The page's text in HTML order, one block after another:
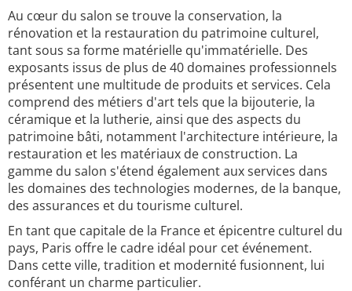
Au cœur du salon se trouve la conservation, la
rénovation et la restauration du patrimoine culturel,
tant sous sa forme matérielle qu'immatérielle. Des
exposants issus de plus de 40 domaines professionnels
présentent une multitude de produits et services. Cela
comprend des métiers d'art tels que la bijouterie, la
céramique et la lutherie, ainsi que des aspects du
patrimoine bâti, notamment l'architecture intérieure, la
restauration et les matériaux de construction. La
gamme du salon s'étend également aux services dans
les domaines des technologies modernes, de la banque,
des assurances et du tourisme culturel.
En tant que capitale de la France et épicentre culturel du
pays, Paris offre le cadre idéal pour cet événement.
Dans cette ville, tradition et modernité fusionnent, lui
conférant un charme particulier.